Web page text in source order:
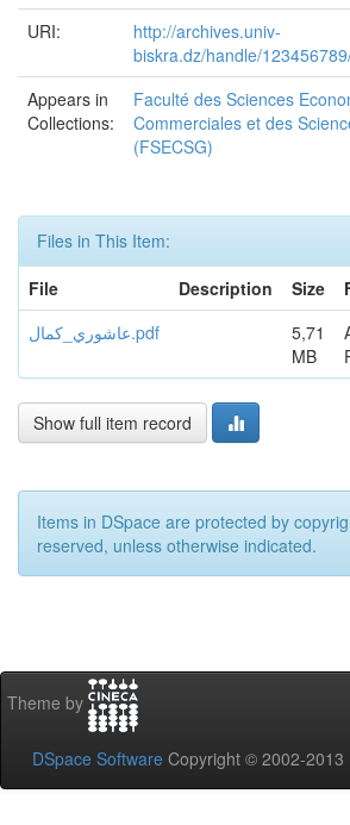
URI:
http://archives.univ-
biskra.dz/handle/
Appears in
Collections:
Faculté des Sciences
Commerciales et des
(FSECSG)
Files in This Item:
File
Description Size
عاشوري_كمال.pdf
5,71
MB
Show full item record
Items in DSpace are protected by
reserved, unless otherwise indicated.
Theme by
DSpace Software Copyright © 2002-2013